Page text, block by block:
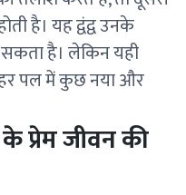
है। यह द्वंद्व उनके
सकता है। लेकिन यही
पल में कुछ नया और
प्रेम जीवन की